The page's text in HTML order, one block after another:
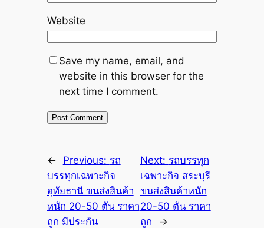
Website
Save my name, email, and
website in this browser for the
next time I comment.
← Previous: รถ
บรรทุกเฉพาะกิจ
อุทัยธานี ขนส่งสินค้า
หนัก 20-50 ตัน ราคา
ถูก มีประกัน
Next: รถบรรทุก
เฉพาะกิจ สระบุรี
ขนส่งสินค้าหนัก
20-50 ตัน ราคา
ถูก
→